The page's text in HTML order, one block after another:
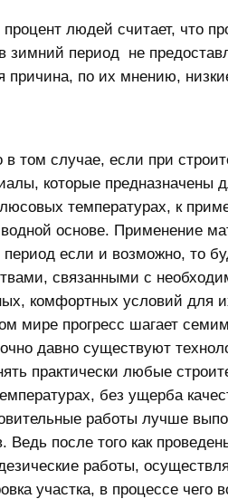
людей считает, что
зимний период не
причина, по их мнению,
том случае, если при
которые предназначены
температурах, к
водной основе. Применение
период если и возможно, то
связанными с
комфортных условий для
мире прогресс шагает
давно существуют
практически любые
без ущерба
работы лучше
Ведь после того как
работы,
участка, в процессе чего